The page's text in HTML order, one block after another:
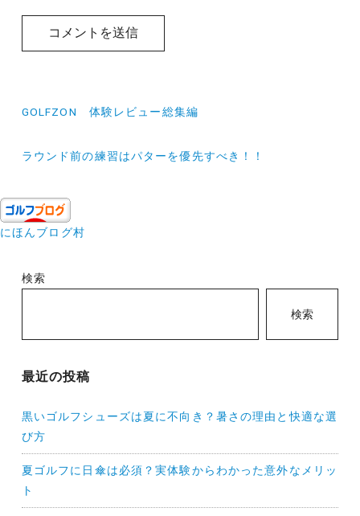
ナ
ゲ
ー
ョ
GOLFZON 体験レビュー総集編
ラウンド前の練習はパターを優先すべき！！
にほんブログ村
検索
検索
最近の投稿
黒いゴルフシューズは夏に不向き？暑さの理由と快適な選
び方
夏ゴルフに日傘は必須？実体験からわかった意外なメリッ
ト